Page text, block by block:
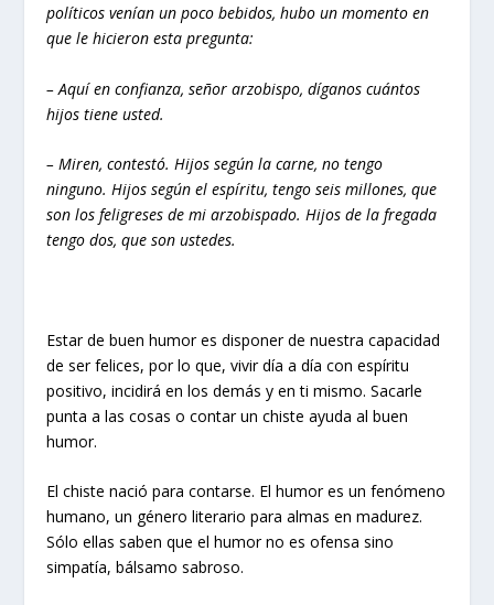
políticos venían un poco bebidos, hubo un momento en
que le hicieron esta pregunta:
– Aquí en confianza, señor arzobispo, díganos cuántos
hijos tiene usted.
– Miren, contestó. Hijos según la carne, no tengo
ninguno. Hijos según el espíritu, tengo seis millones, que
son los feligreses de mi arzobispado. Hijos de la fregada
tengo dos, que son ustedes.
Estar de buen humor es disponer de nuestra capacidad
de ser felices, por lo que, vivir día a día con espíritu
positivo, incidirá en los demás y en ti mismo. Sacarle
punta a las cosas o contar un chiste ayuda al buen
humor.
El chiste nació para contarse. El humor es un fenómeno
humano, un género literario para almas en madurez.
Sólo ellas saben que el humor no es ofensa sino
simpatía, bálsamo sabroso.